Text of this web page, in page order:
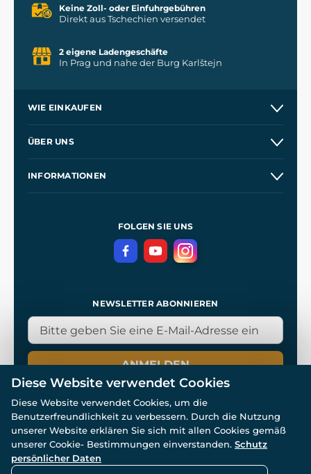
Keine Zoll- oder Einfuhrgebühren
Direkt aus Tschechien versendet
2 eigene Ladengeschäfte
In Prag und nahe der Burg Karlštejn
WIE EINKAUFEN
Kontakt
ÜBER UNS
INFORMATIONEN
DatenschutzerklärungFOLGEN SIE UNS
NEWSLETTER ABONNIEREN
ANMELDEN
© Alle Rechte vorbehalten. www.wulflund.de 2007-2026.
Powered by
Diese Website verwendet Cookies
Diese Website verwendet Cookies, um die
Benutzerfreundlichkeit zu verbessern. Durch die Nutzung
unserer Website erklären Sie sich mit allen Cookies gemäß
unserer Cookie- Bestimmungen einverstanden. Schutz
persönlicher Daten